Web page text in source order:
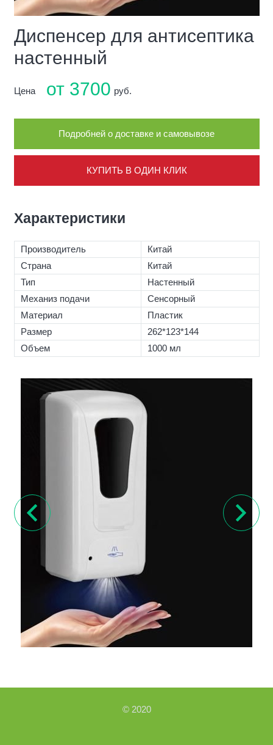
Диспенсер для антисептика
настенный
Цена от 3700 руб.
Подробней о доставке и самовывозе
КУПИТЬ В ОДИН КЛИК
Характеристики
Производитель
Китай
Страна
Китай
Тип
Настенный
Механиз подачи
Сенсорный
Материал
Пластик
Размер
262*123*144
Объем
1000 мл
© 2020